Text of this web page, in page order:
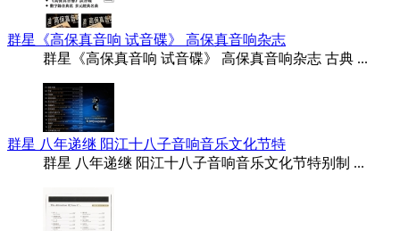
群星《高保真音响 试音碟》 高保真音响杂志
群星《高保真音响 试音碟》 高保真音响杂志 古典 ...
群星 八年递继 阳江十八子音响音乐文化节特
群星 八年递继 阳江十八子音响音乐文化节特别制 ...